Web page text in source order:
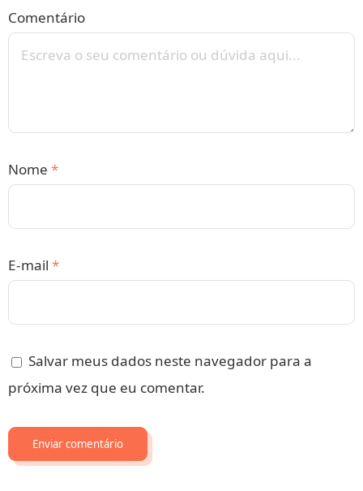
Comentário
Nome *
E-mail *
Salvar meus dados neste navegador para a
próxima vez que eu comentar.